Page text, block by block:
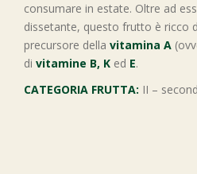
consumare in estate. Oltre ad
dissetante, questo frutto è ricco
precursore della vitamina A
di vitamine B, K ed E.
CATEGORIA FRUTTA: II –